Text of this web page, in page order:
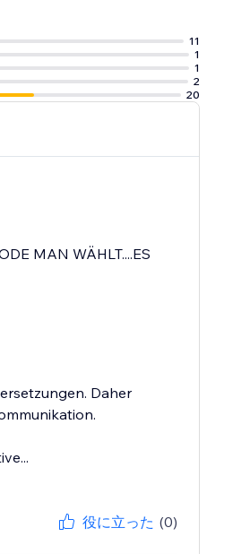
11
1
1
2
20
MAN WÄHLT....ES
Daher
役に立った (0)